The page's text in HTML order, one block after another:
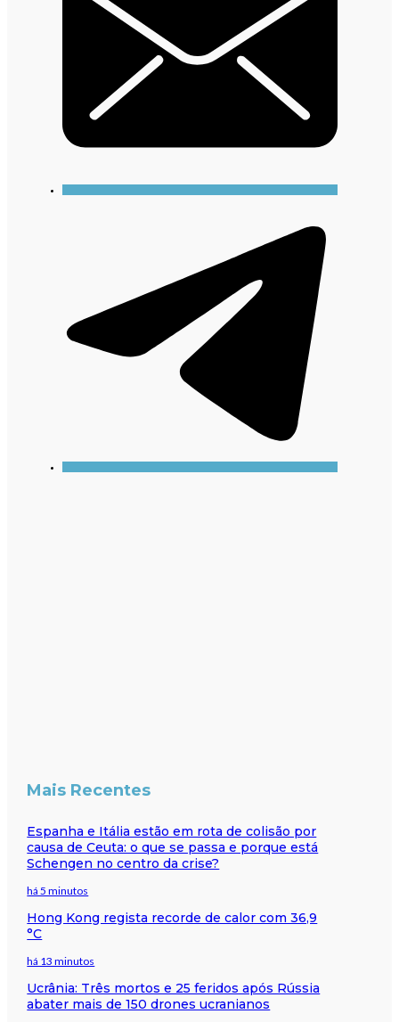
Mais Recentes
Espanha e Itália estão em rota de colisão por
causa de Ceuta: o que se passa e porque está
Schengen no centro da crise?
há 5 minutos
Hong Kong regista recorde de calor com 36,9
°C
há 13 minutos
Ucrânia: Três mortos e 25 feridos após Rússia
abater mais de 150 drones ucranianos